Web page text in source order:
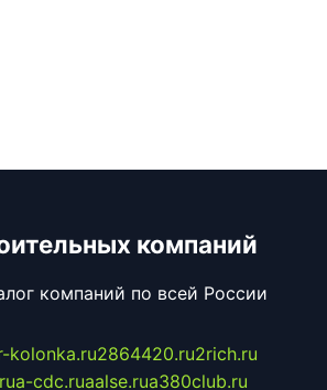
компаний
компаний по всей России
kolonka.ru2864420.ru2rich.ru
a-cdc.ruaalse.rua380club.ru